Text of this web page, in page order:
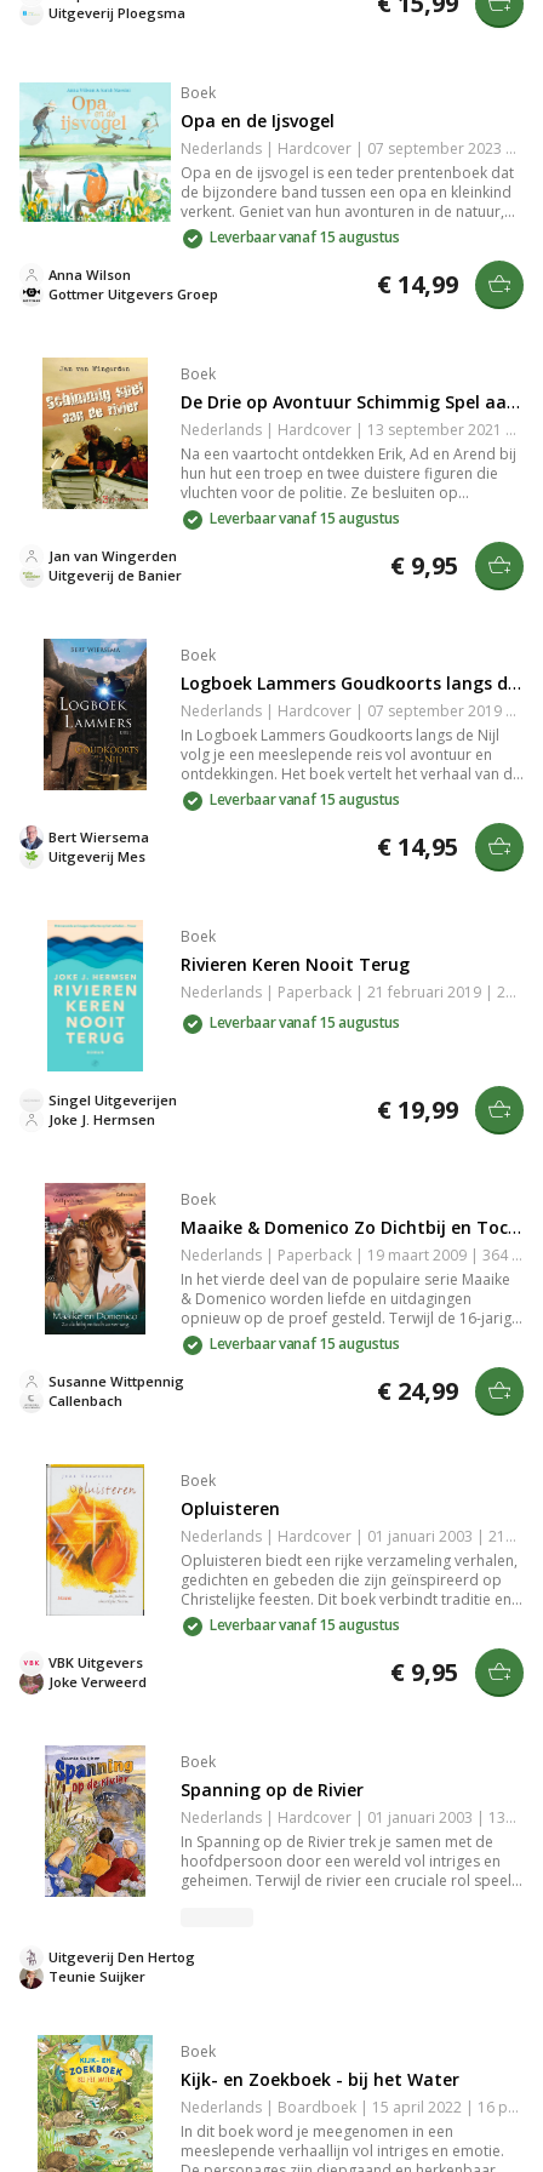
urgentie van milieuvriendelijke keuzes en creëert
bewustzijn over de uitdagingen van deze tijd.
Uitgeverij Ploegsma
Boek
Opa en de Ijsvogel
Nederlands | Hardcover | 07 september 2023 | 32 pagina's | 9789025777241
Opa en de ijsvogel is een teder prentenboek dat
de bijzondere band tussen een opa en kleinkind
verkent. Geniet van hun avonturen in de natuur,
terwijl ze levenslessen leren van de ijsvogel. Met
prachtige illustraties biedt dit verhaal troost en
acceptatie rond leven en dood, ideaal voor
kinderen vanaf 3 jaar.
Leverbaar vanaf 15 augustus
Gottmer Uitgevers Groep
Anna Wilson € 14,99
Boek
De Drie op Avontuur Schimmig Spel aan de Rivier
Nederlands | Hardcover | 13 september 2021 | 144 pagina's | 9789087186159
Na een vaartocht ontdekken Erik, Ad en Arend bij
hun hut een troep en twee duistere figuren die
vluchten voor de politie. Ze besluiten op
onderzoek uit te gaan, maar beseffen niet dat ze
zelf ook bespied worden. Dit avontuur vol
wendingen.
Leverbaar vanaf 15 augustus
Uitgeverij de Banier
Jan van Wingerden € 9,95
Boek
Logboek Lammers Goudkoorts langs de Nijl
Nederlands | Hardcover | 07 september 2019 | 216 pagina's | 9789059523364
In Logboek Lammers Goudkoorts langs de Nijl
volg je een meeslepende reis vol avontuur en
ontdekkingen. Het boek vertelt het verhaal van de
fascinatie voor goud en de zoektocht naar
welvaart langs de iconische Nijl. Met levendige
beschrijvingen en boeiende anekdotes biedt het
inzicht in de cultuur en geschiedenis van het
Leverbaar vanaf 15 augustus
Uitgeverij Mes
Bert Wiersema € 14,95
Boek
Rivieren Keren Nooit Terug
Nederlands | Paperback | 21 februari 2019 | 264 pagina's | 9789029535304
Leverbaar vanaf 15 augustus
Joke J. Hermsen
Singel Uitgeverijen € 19,99
Boek
Maaike & Domenico Zo Dichtbij en Toch Zo Ver Weg
Nederlands | Paperback | 19 maart 2009 | 364 pagina's | 9789026615283
In het vierde deel van de populaire serie Maaike
& Domenico worden liefde en uitdagingen
opnieuw op de proef gesteld. Terwijl de 16-jarige
Maaike en Domenico eindelijk samen zijn, dreigen
familieconflicten en geheimen hun relatie te
verstoren. Tijdens een schoolreis naar Londen
komt alles tot een hoogtepunt.
Leverbaar vanaf 15 augustus
Callenbach
Susanne Wittpennig € 24,99
Boek
Opluisteren
Nederlands | Hardcover | 01 januari 2003 | 214 pagina's | 9789023991021
Opluisteren biedt een rijke verzameling verhalen,
gedichten en gebeden die zijn geïnspireerd op
Christelijke feesten. Dit boek verbindt traditie en
spiritualiteit, en is ideaal voor vieringen binnen
het gezin of de gemeenschap. Met prachtig
geschreven bijdragen is het een waardevolle
aanvulling voor iedereen die het geloof op een
Leverbaar vanaf 15 augustus
Joke Verweerd
VBK Uitgevers € 9,95
Boek
Spanning op de Rivier
Nederlands | Hardcover | 01 januari 2003 | 131 pagina's | 9789033117343
In Spanning op de Rivier trek je samen met de
hoofdpersoon door een wereld vol intriges en
geheimen. Terwijl de rivier een cruciale rol speelt
waarin elke pagina je dichter bij de onthulling van
Teunie Suijker
Uitgeverij Den Hertog
Boek
Kijk- en Zoekboek - bij het Water
Nederlands | Boardboek | 15 april 2022 | 16 pagina's | 9789044762761
In dit boek word je meegenomen in een
meeslepende verhaallijn vol intriges en emotie.